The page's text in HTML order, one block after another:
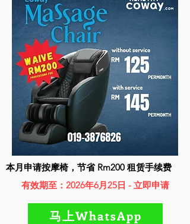
本月申请按摩椅，节省 Rm200 租赁手续费
有效期至：2026年6月25日 - 立即申请
马上WhatsApp